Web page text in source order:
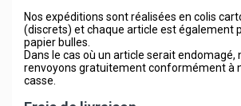
Nos expéditions sont réalisées en colis
(discrets) et chaque article est également
papier bulles.
Dans le cas où un article serait endomagé,
renvoyons gratuitement conformément à
casse.